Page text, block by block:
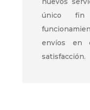
único
envíos en
satisfacción.